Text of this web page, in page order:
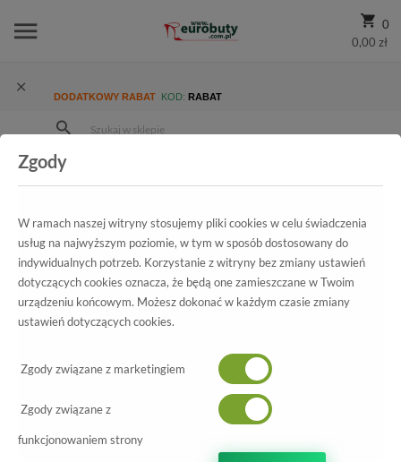
0
0,00 zł
DODATKOWY RABAT KOD: RABAT
Kolekcja damska
Szpilki Czółenka Sala 3089 847
Wszystkie produkty
Czółenka Sala
3089 847
Zgody
W ramach naszej witryny stosujemy pliki cookies w celu świadczenia
usług na najwyższym poziomie, w tym w sposób dostosowany do
indywidualnych potrzeb. Korzystanie z witryny bez zmiany ustawień
dotyczących cookies oznacza, że będą one zamieszczane w Twoim
urządzeniu końcowym. Możesz dokonać w każdym czasie zmiany
ustawień dotyczących cookies.
Zgody związane z marketingiem
Zgody związane z
funkcjonowaniem strony